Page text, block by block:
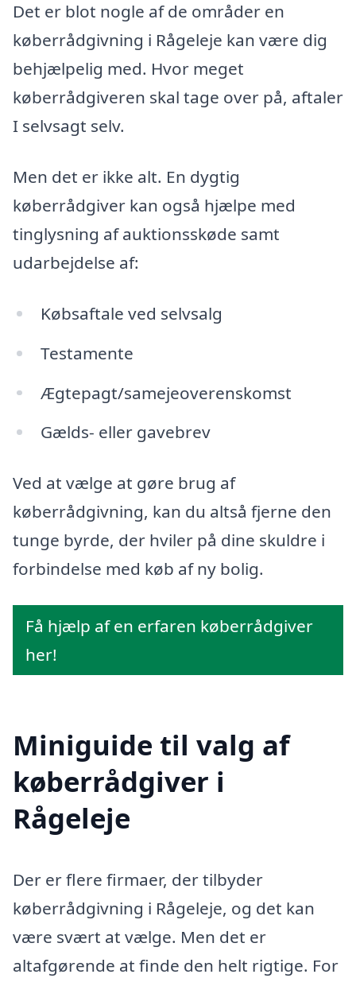
Det er blot nogle af de områder en
køberrådgivning i Rågeleje kan være dig
behjælpelig med. Hvor meget
køberrådgiveren skal tage over på, aftaler
I selvsagt selv.
Men det er ikke alt. En dygtig
køberrådgiver kan også hjælpe med
tinglysning af auktionsskøde samt
udarbejdelse af:
Købsaftale ved selvsalg
Testamente
Ægtepagt/samejeoverenskomst
Gælds- eller gavebrev
Ved at vælge at gøre brug af
køberrådgivning, kan du altså fjerne den
tunge byrde, der hviler på dine skuldre i
forbindelse med køb af ny bolig.
Få hjælp af en erfaren køberrådgiver
her!
Miniguide til valg af
køberrådgiver i
Rågeleje
Der er flere firmaer, der tilbyder
køberrådgivning i Rågeleje, og det kan
være svært at vælge. Men det er
altafgørende at finde den helt rigtige. For